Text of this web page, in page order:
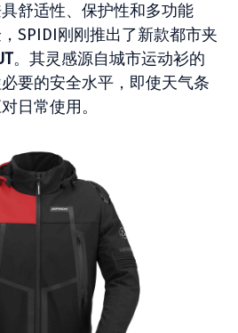
舒适性、保护性和多功能
SPIDI刚刚推出了新款都市夹
。其灵感源自城市运动衫的
要的安全水平，即使天气条
日常使用。